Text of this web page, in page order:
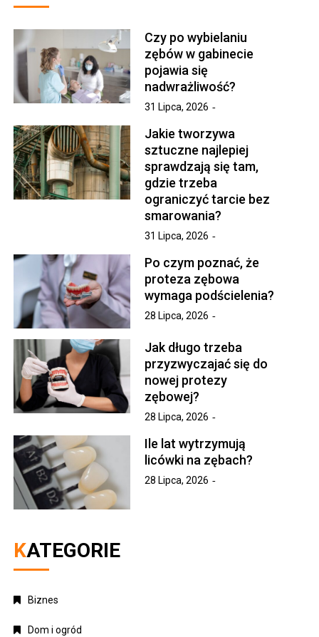
Czy po wybielaniu
zębów w gabinecie
pojawia się
nadwrażliwość?
31 Lipca, 2026
Jakie tworzywa
sztuczne najlepiej
sprawdzają się tam,
gdzie trzeba
ograniczyć tarcie bez
smarowania?
31 Lipca, 2026
Po czym poznać, że
proteza zębowa
wymaga podścielenia?
28 Lipca, 2026
Jak długo trzeba
przyzwyczajać się do
nowej protezy
zębowej?
28 Lipca, 2026
Ile lat wytrzymują
licówki na zębach?
28 Lipca, 2026
KATEGORIE
Biznes
Dom i ogród